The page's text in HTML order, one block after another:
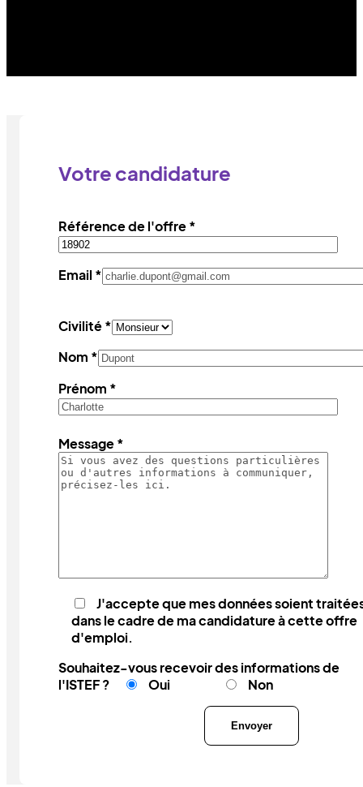
Votre candidature
Référence de l'offre *
Email *
Civilité *
Nom *
Prénom *
Message *
J'accepte que mes données soient
dans le cadre de ma candidature à cette offre
d'emploi.
Souhaitez-vous recevoir des informations de
l'ISTEF ?
Oui Non